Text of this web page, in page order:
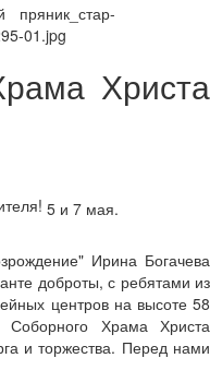
Христа
5 и 7 мая.
Ирина Богачева
доброты, с ребятами из
центров на высоте 58
Храма Христа
и торжества. Перед нами